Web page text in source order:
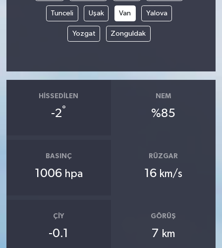
Tunceli Uşak Van Yalova
Yozgat Zonguldak
HISSEDILEN
-2°
NEM
%85
BASINÇ
1006 hpa
RÜZGAR
16 km/s
ÇIY
-0.1
GÖRÜŞ
7 km